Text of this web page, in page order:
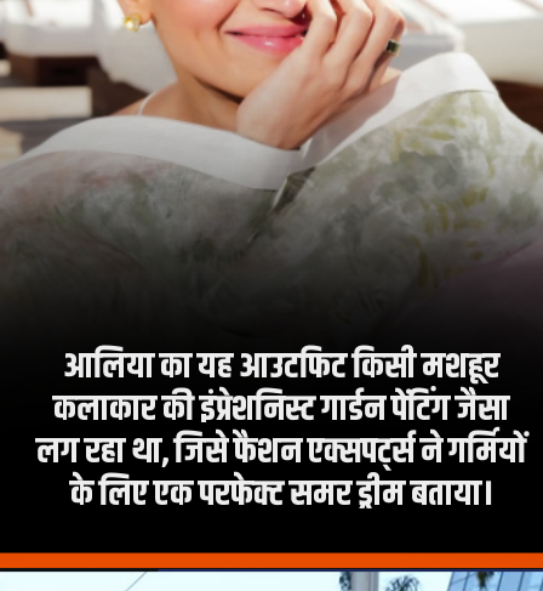
आलिया का यह आउटफिट किसी मशहूर
कलाकार की इंप्रेशनिस्ट गार्डन पेंटिंग जैसा
लग रहा था, जिसे फैशन एक्सपर्ट्स ने गर्मियों
के लिए एक परफेक्ट समर ड्रीम बताया।